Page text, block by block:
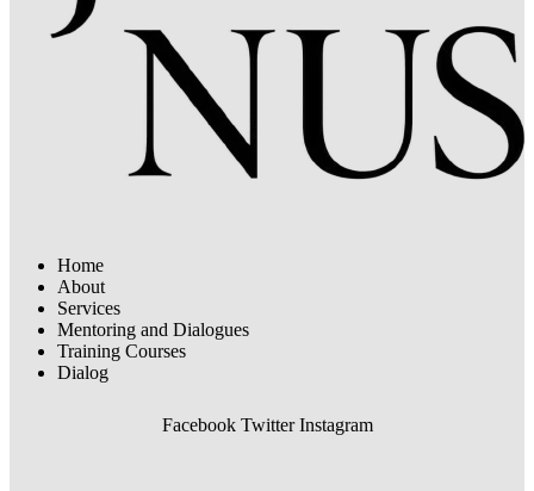
Home
About
Services
Mentoring and Dialogues
Training Courses
Dialog
Facebook Twitter Instagram